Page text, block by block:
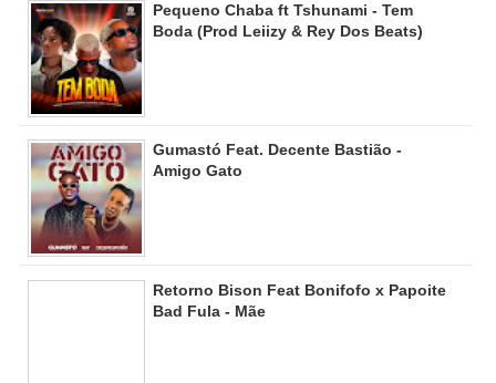
Pequeno Chaba ft Tshunami - Tem
Boda (Prod Leiizy & Rey Dos Beats)
Gumastó Feat. Decente Bastião -
Amigo Gato
Retorno Bison Feat Bonifofo x Papoite
Bad Fula - Mãe